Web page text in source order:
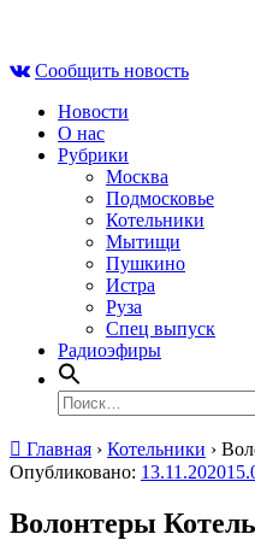
contentСообщить новость
Новости
О нас
Рубрики
Москва
Подмосковье
Котельники
Мытищи
Пушкино
Истра
Руза
Спец выпуск
Радиоэфиры
Найти:
Главная › Котельники ›
Опубликовано: 13.11.2020
Волонтеры